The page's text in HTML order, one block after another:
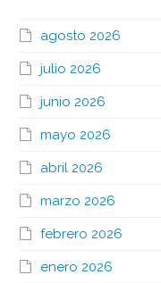
agosto 2026
julio 2026
junio 2026
mayo 2026
abril 2026
marzo 2026
febrero 2026
enero 2026